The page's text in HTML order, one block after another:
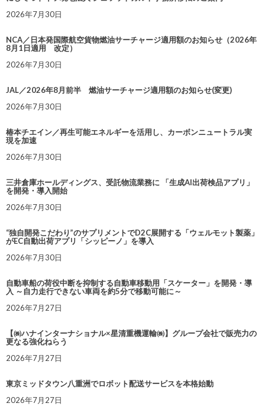
2026年7月30日
NCA／日本発国際航空貨物燃油サーチャージ適用額のお知らせ（2026年
8月1日適用 改定）
2026年7月30日
JAL／2026年8月前半 燃油サーチャージ適用額のお知らせ(変更)
2026年7月30日
椿本チエイン／再生可能エネルギーを活用し、カーボンニュートラル実
現を加速
2026年7月30日
三井倉庫ホールディングス、受託物流業務に 「生成AI出荷検品アプリ」
を開発・導入開始
2026年7月30日
“独自開発こだわり”のサプリメントでD2C展開する「ウェルモット製薬」
がEC自動出荷アプリ「シッピーノ」を導入
2026年7月30日
自動車船の荷役中断を抑制する自動車移動用「スケーター」を開発・導
入 ～自力走行できない車両を約5分で移動可能に～
2026年7月27日
【㈱ハナインターナショナル×星清重機運輸㈱】グループ会社で販売力の
更なる強化ねらう
2026年7月27日
東京ミッドタウン八重洲でロボット配送サービスを本格始動
2026年7月27日